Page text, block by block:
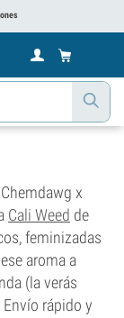
x
Cali Weed de
feminizadas
aroma a
(la verás
rápido y